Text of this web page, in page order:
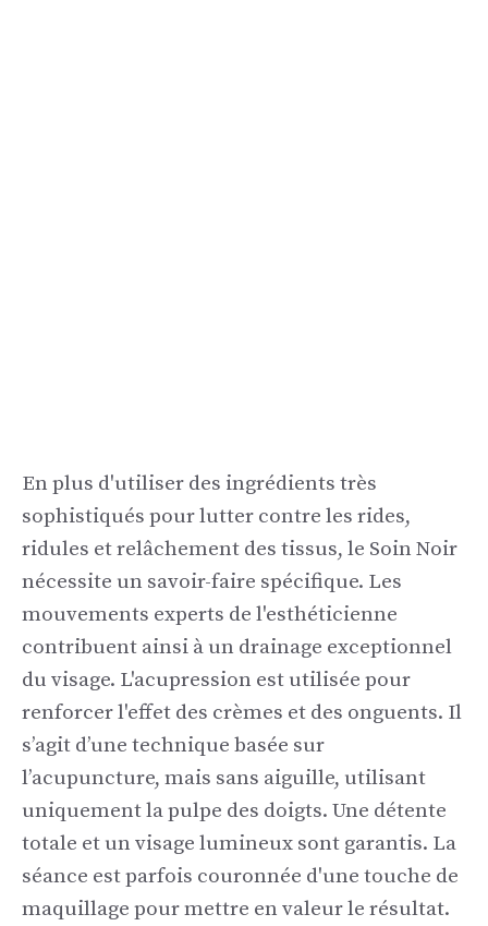
En plus d'utiliser des ingrédients très
sophistiqués pour lutter contre les rides,
ridules et relâchement des tissus, le Soin Noir
nécessite un savoir-faire spécifique. Les
mouvements experts de l'esthéticienne
contribuent ainsi à un drainage exceptionnel
du visage. L'acupression est utilisée pour
renforcer l'effet des crèmes et des onguents. Il
s’agit d’une technique basée sur
l’acupuncture, mais sans aiguille, utilisant
uniquement la pulpe des doigts. Une détente
totale et un visage lumineux sont garantis. La
séance est parfois couronnée d'une touche de
maquillage pour mettre en valeur le résultat.